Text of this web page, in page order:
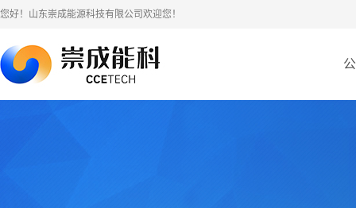
您好！山东崇成能源科技有限公司欢迎您！